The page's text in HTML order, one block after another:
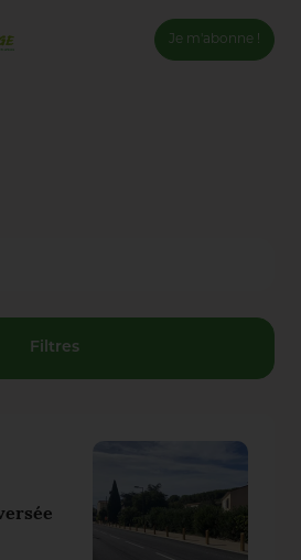
Je m'abonne !
Filtres